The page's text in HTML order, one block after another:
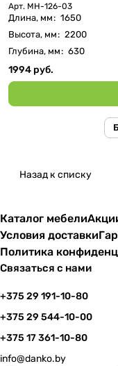
Арт. МН-126-03
Длина, мм: 1650
Высота, мм: 2200
Глубина, мм: 630
1994 руб.
Назад к списку
Каталог мебели
Условия доставки
Политика
Связаться с нами
+375 29 191-10-80
+375 29 544-10-00
+375 17 361-10-80
info@danko.by